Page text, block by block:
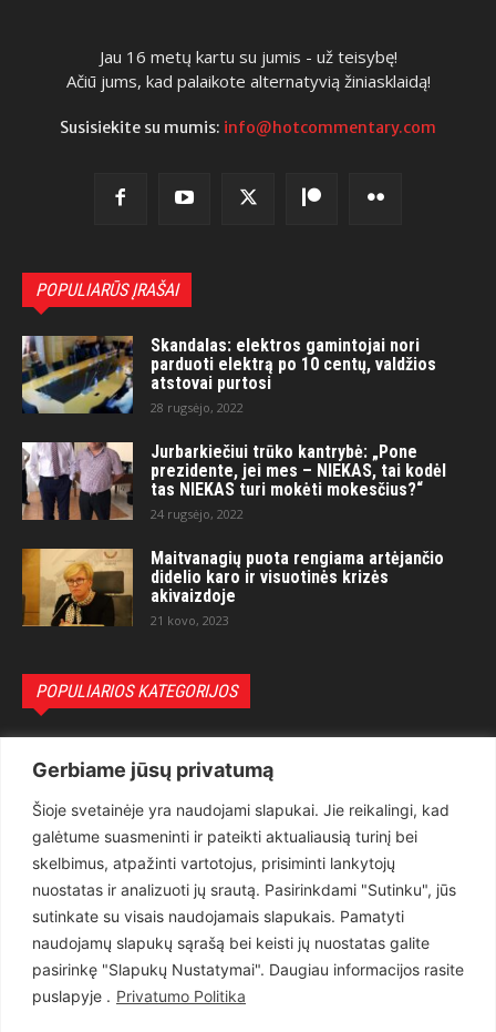
Gerbiame jūsų privatumą
Šioje svetainėje yra naudojami slapukai. Jie reikalingi, kad
galėtume suasmeninti ir pateikti aktualiausią turinį bei
skelbimus, atpažinti vartotojus, prisiminti lankytojų
nuostatas ir analizuoti jų srautą. Pasirinkdami "Sutinku", jūs
sutinkate su visais naudojamais slapukais. Pamatyti
naudojamų slapukų sąrašą bei keisti jų nuostatas galite
pasirinkę "Slapukų Nustatymai". Daugiau informacijos rasite
puslapyje . Privatumo Politika
Jau 16 metų kartu su jumis - už teisybę!
Ačiū jums, kad palaikote alternatyvią žiniasklaidą!
Susisiekite su mumis: info@hotcommentary.com
POPULIARŪS ĮRAŠAI
Skandalas: elektros gamintojai nori
parduoti elektrą po 10 centų, valdžios
atstovai purtosi
28 rugsėjo, 2022
Jurbarkiečiui trūko kantrybė: „Pone
prezidente, jei mes – NIEKAS, tai kodėl
tas NIEKAS turi mokėti mokesčius?“
24 rugsėjo, 2022
Maitvanagių puota rengiama artėjančio
didelio karo ir visuotinės krizės
akivaizdoje
21 kovo, 2023
POPULIARIOS KATEGORIJOS
Teisėsauga
1497
Aktualu
Lietuva
619
Pasaulis
Статьи на русском
Articles in english